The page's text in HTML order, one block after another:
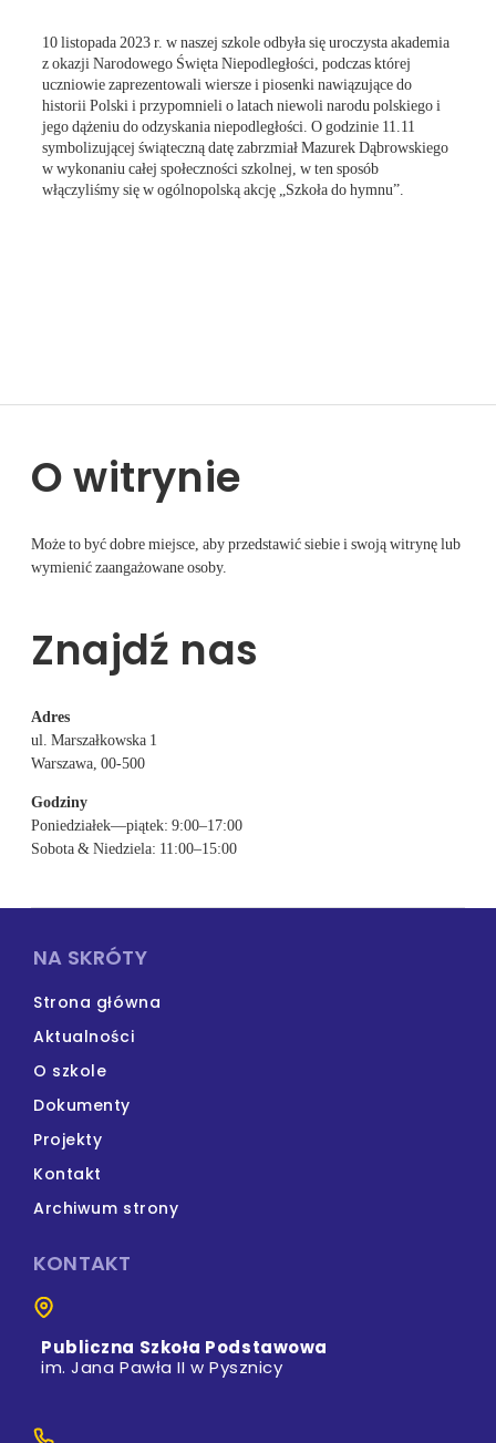
10 listopada 2023 r. w naszej szkole odbyła się uroczysta akademia
z okazji Narodowego Święta Niepodległości, podczas której
uczniowie zaprezentowali wiersze i piosenki nawiązujące do
historii Polski i przypomnieli o latach niewoli narodu polskiego i
jego dążeniu do odzyskania niepodległości. O godzinie 11.11
symbolizującej świąteczną datę zabrzmiał Mazurek Dąbrowskiego
w wykonaniu całej społeczności szkolnej, w ten sposób
włączyliśmy się w ogólnopolską akcję „Szkoła do hymnu”.
O witrynie
Może to być dobre miejsce, aby przedstawić siebie i swoją witrynę lub
wymienić zaangażowane osoby.
Znajdź nas
Adres
ul. Marszałkowska 1
Warszawa, 00-500
Godziny
Poniedziałek—piątek: 9:00–17:00
Sobota & Niedziela: 11:00–15:00
NA SKRÓTY
Strona główna
Aktualności
O szkole
Dokumenty
Projekty
Kontakt
Archiwum strony
KONTAKT
Publiczna Szkoła Podstawowa
im. Jana Pawła II w Pysznicy